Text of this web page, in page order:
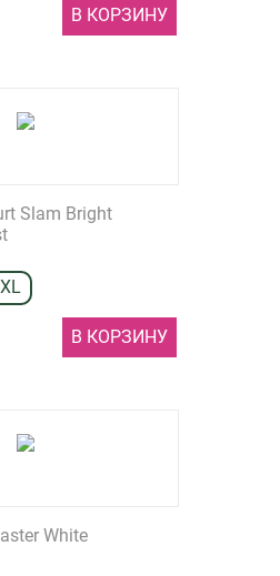
В КОРЗИНУ
Slam Bright
XL
В КОРЗИНУ
White